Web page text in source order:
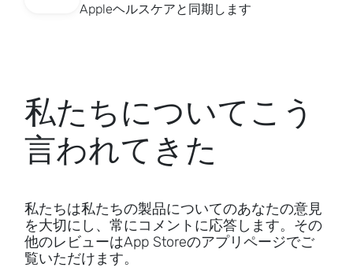
Appleヘルスケアと同期します
私たちについてこう
言われてきた
私たちは私たちの製品についてのあなたの意見
を大切にし、常にコメントに応答します。その
他のレビューはApp Storeのアプリページでご
覧いただけます。